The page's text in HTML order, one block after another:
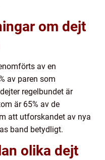
om dejt
av en
av paren som
regelbundet är
är 65% av de
att utforskandet av nya
band betydligt.
olika dejt